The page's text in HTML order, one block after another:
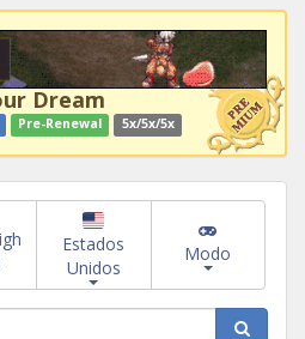
Dream
Pre-Renewal 5x/5x/5x
Estados
Unidos
Modo